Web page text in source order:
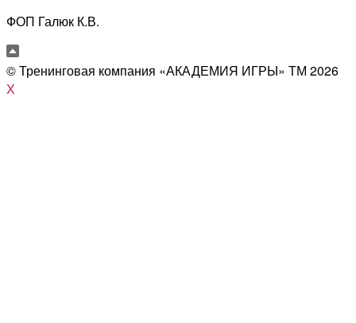
ФОП Галюк К.В.
© Тренинговая компания «АКАДЕМИЯ ИГРЫ» ТМ 2026
X